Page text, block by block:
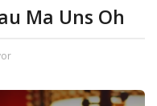
Ma Uns Oh